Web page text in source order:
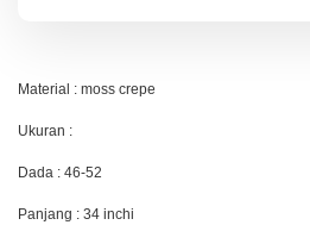
Material : moss crepe
Ukuran :
Dada : 46-52
Panjang : 34 inchi